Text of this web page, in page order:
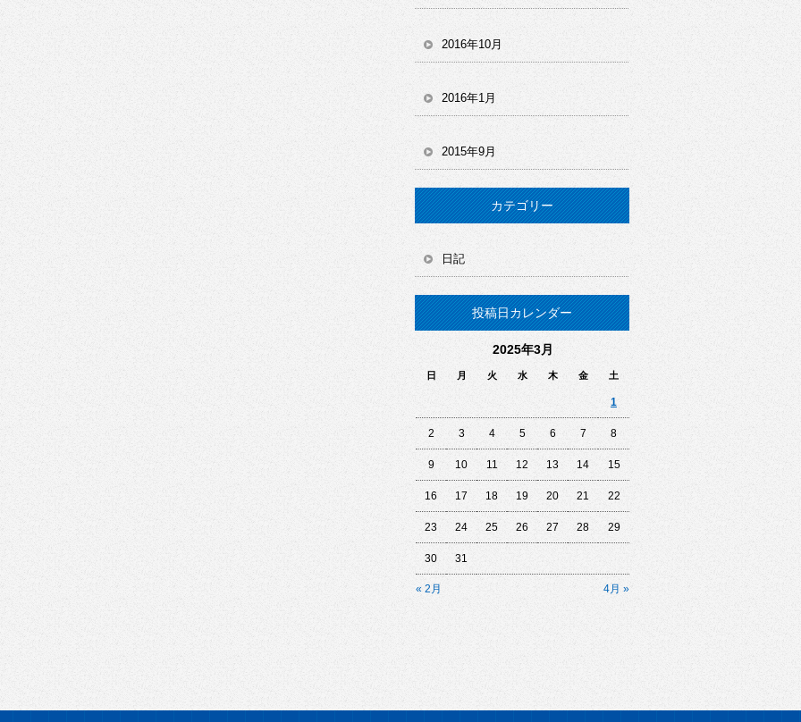
2016年10月
2016年1月
2015年9月
カテゴリー
日記
投稿日カレンダー
2025年3月
日 月 火 水 木 金 土
« 2月 4月 »
1
2 3 4 5 6 7 8
9 10 11 12 13 14 15
16 17 18 19 20 21 22
23 24 25 26 27 28 29
30 31